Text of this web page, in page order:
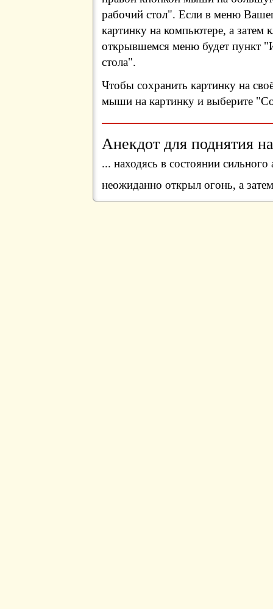
рабочий стол". Если в меню
картинку на компьютере, а затем
открывшемся меню будет пункт
стола".
Чтобы сохранить картинку на
мыши на картинку и выберите
Анекдот для поднятия
... находясь в состоянии
неожиданно открыл огонь, а